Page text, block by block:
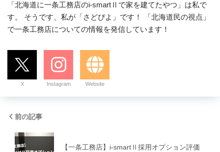
「北海道に一条工務店のi-smartⅡで家を建てたやつ」は私で
す。 そうです、私が「さどぴよ」です！ 「北海道民の視点」
で一条工務店についての情報を発信しています！
X Instagram Website
前の記事
【一条工務店】i-smartⅡ採用オプション評価